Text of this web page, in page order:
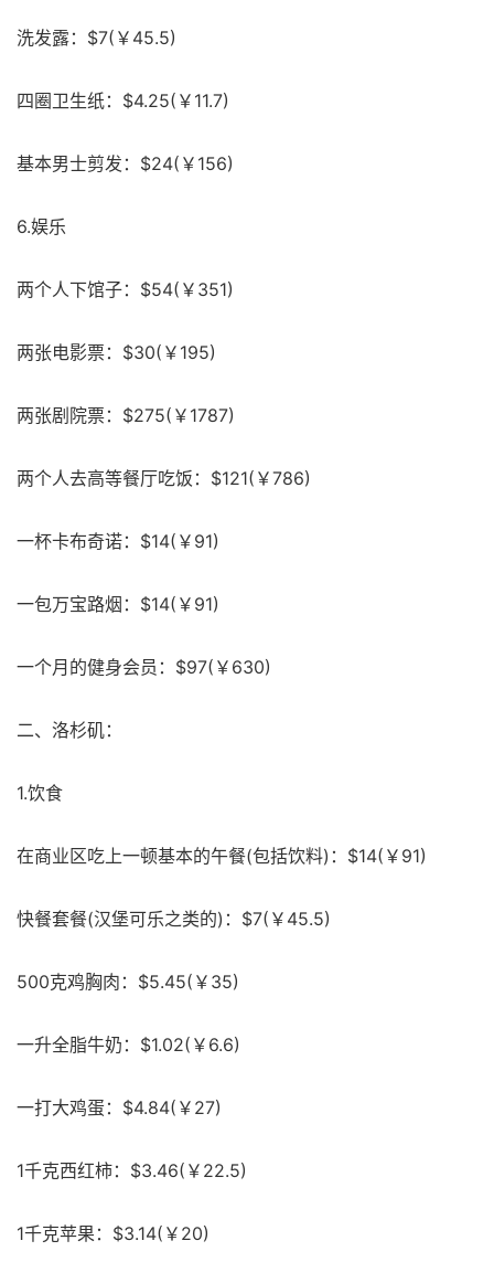
洗发露：$7(￥45.5)
四圈卫生纸：$4.25(￥11.7)
基本男士剪发：$24(￥156)
6.娱乐
两个人下馆子：$54(￥351)
两张电影票：$30(￥195)
两张剧院票：$275(￥1787)
两个人去高等餐厅吃饭：$121(￥786)
一杯卡布奇诺：$14(￥91)
一包万宝路烟：$14(￥91)
一个月的健身会员：$97(￥630)
二、洛杉矶：
1.饮食
在商业区吃上一顿基本的午餐(包括饮料)：$14(￥91)
快餐套餐(汉堡可乐之类的)：$7(￥45.5)
500克鸡胸肉：$5.45(￥35)
一升全脂牛奶：$1.02(￥6.6)
一打大鸡蛋：$4.84(￥27)
1千克西红柿：$3.46(￥22.5)
1千克苹果：$3.14(￥20)